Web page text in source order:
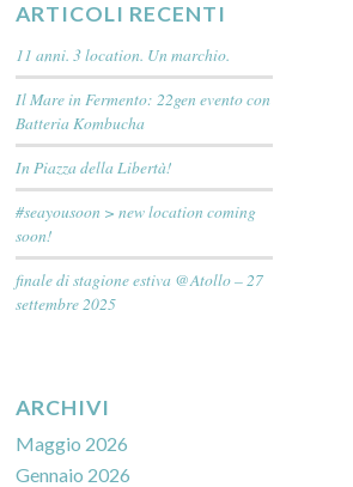
ARTICOLI RECENTI
11 anni. 3 location. Un marchio.
Il Mare in Fermento: 22gen evento con
Batteria Kombucha
In Piazza della Libertà!
#seayousoon > new location coming
soon!
finale di stagione estiva @Atollo – 27
settembre 2025
ARCHIVI
Maggio 2026
Gennaio 2026